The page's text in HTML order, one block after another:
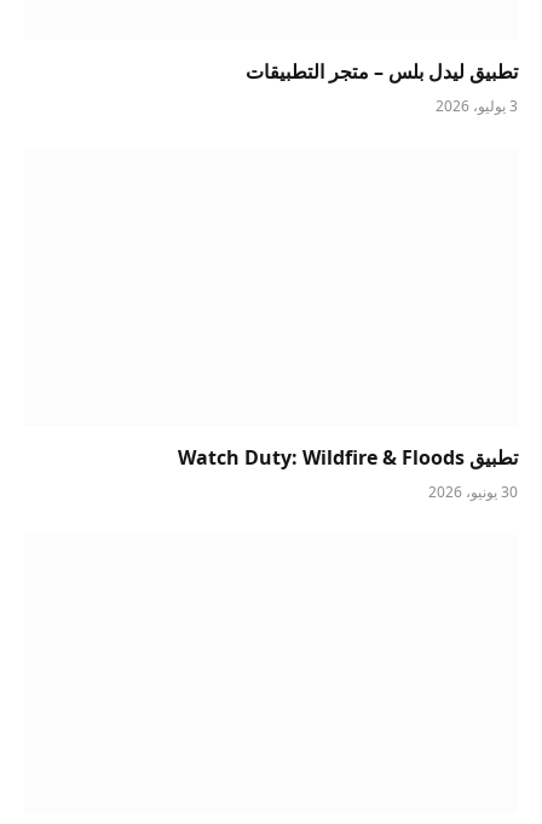
تطبيق ليدل بلس – متجر التطبيقات
3 يوليو، 2026
تطبيق Watch Duty: Wildfire & Floods
30 يونيو، 2026